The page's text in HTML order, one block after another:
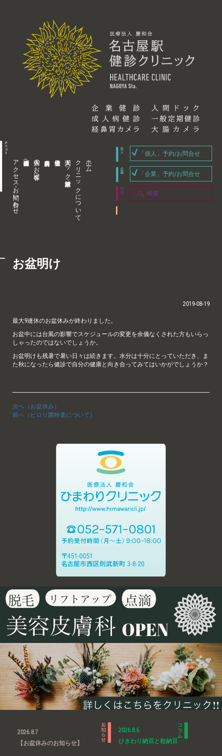
アクセス・お問い合わせ 企業内担当者様へ 個人のお客様へ 人間ドック・健康診断 クリニックについて ホーム
「個人」予約/お問合せ
「企業」予約/お問合せ
お盆明け
2019-08-19
最大9連休のお盆休みが終わりました。
お盆中には台風の影響でスケジュールの変更を余儀なくされた方もいらっ
しゃったのではないでしょうか。
お盆明けも残暑で暑い日々は続きます。水分は十分にとっていただき、ま
た秋になったら健診で自分の健康と向き合ってみてはいかがでしょうか？
次へ（お盆休み）
前へ（ピロリ菌検査について）
2026.8.7
【お盆休みのお知らせ】
2026.8.6
ひきわり納豆と粒納豆